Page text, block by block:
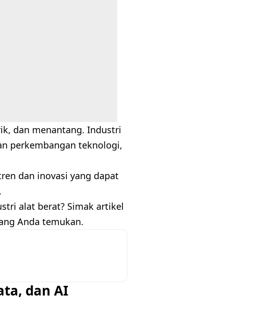
dan menantang. Industri
perkembangan teknologi,
dan inovasi yang dapat
alat berat? Simak artikel
Anda temukan.
dan AI